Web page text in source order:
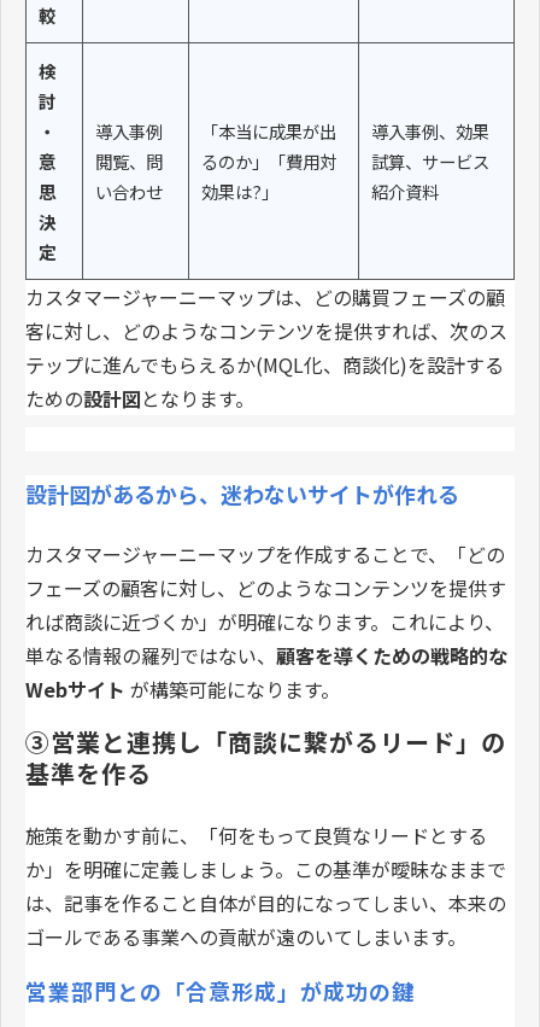
較
検
討
・
意
思
決
定
導入事例
閲覧、問
い合わせ
「本当に成果が出
るのか」「費用対
効果は?」
導入事例、効果
試算、サービス
紹介資料
カスタマージャーニーマップは、どの購買フェーズの顧
客に対し、どのようなコンテンツを提供すれば、次のス
テップに進んでもらえるか(MQL化、商談化)を設計する
ための設計図となります。
設計図があるから、迷わないサイトが作れる
カスタマージャーニーマップを作成することで、「どの
フェーズの顧客に対し、どのようなコンテンツを提供す
れば商談に近づくか」が明確になります。これにより、
単なる情報の羅列ではない、 顧客を導くための戦略的な
Webサイト が構築可能になります。
③営業と連携し「商談に繋がるリード」の
基準を作る
施策を動かす前に、「何をもって良質なリードとする
か」を明確に定義しましょう。この基準が曖昧なままで
は、記事を作ること自体が目的になってしまい、本来の
ゴールである事業への貢献が遠のいてしまいます。
営業部門との「合意形成」が成功の鍵